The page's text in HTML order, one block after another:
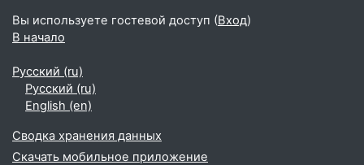
Вы используете гостевой доступ (Вход)
В начало
Русский ‎(ru)‎
Русский ‎(ru)‎
English ‎(en)‎
Сводка хранения данных
Скачать мобильное приложение